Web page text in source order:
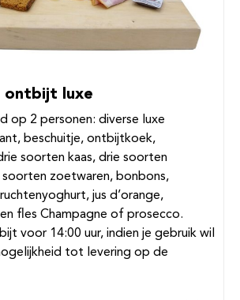
ontbijt luxe
op 2 personen: diverse luxe
beschuitje, ontbijtkoek,
soorten kaas, drie soorten
soorten zoetwaren, bonbons,
jus d’orange,
fles Champagne of prosecco.
voor 14:00 uur, indien je gebruik wil
tot levering op de